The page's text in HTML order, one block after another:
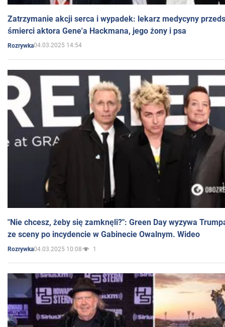
Zatrzymanie akcji serca i wypadek: lekarz medycyny
śmierci aktora Gene'a Hackmana, jego żony i psa
Rozrywka04.03.2025 14:54
"Nie chcesz, żeby się zamknęli?": Green Day wyzywa
ze sceny po incydencie w Gabinecie Owalnym. Wideo
Rozrywka04.03.2025 10:08 1